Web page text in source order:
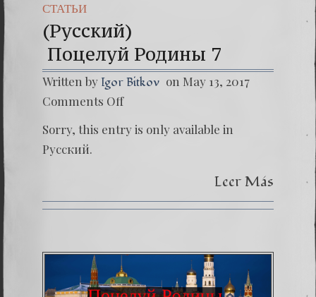
СТАТЬИ
(Русский)
Поцелуй Родины 7
Written by Igor Bitkov on May 13, 2017
Comments Off
Sorry, this entry is only available in
Русский.
Leer Más